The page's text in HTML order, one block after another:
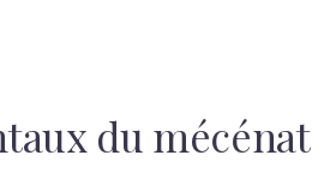
du mécénat